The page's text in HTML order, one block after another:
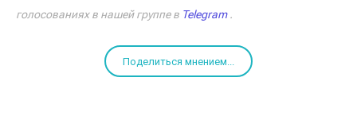
голосованиях в нашей группе в Telegram.
Поделиться мнением...